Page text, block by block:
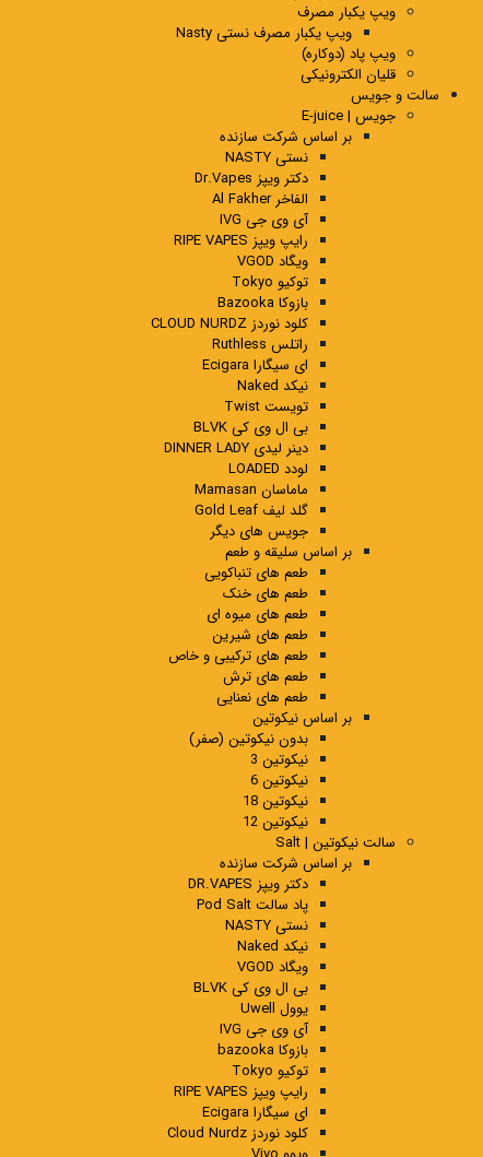
ویپ یکبار مصرف
ویپ یکبار مصرف نستی Nasty
ویپ پاد (دوکاره)
قلیان الکترونیکی
سالت و جویس
جویس | E-juice
بر اساس شرکت سازنده
نستی NASTY
دکتر ویپز Dr.Vapes
الفاخر Al Fakher
آی وی جی IVG
رایپ ویپز RIPE VAPES
ویگاد VGOD
توکیو Tokyo
بازوکا Bazooka
کلود نوردز CLOUD NURDZ
راتلس Ruthless
ای سیگارا Ecigara
نیکد Naked
تویست Twist
بی ال وی کی BLVK
دینر لیدی DINNER LADY
لودد LOADED
ماماسان Mamasan
گلد لیف Gold Leaf
جویس های دیگر
بر اساس سلیقه و طعم
طعم های تنباکویی
طعم های خنک
طعم های میوه ای
طعم های شیرین
طعم های ترکیبی و خاص
طعم های ترش
طعم های نعنایی
بر اساس نیکوتین
بدون نیکوتین (صفر)
نیکوتین 3
نیکوتین 6
نیکوتین 18
نیکوتین 12
سالت نیکوتین | Salt
بر اساس شرکت سازنده
دکتر ویپز DR.VAPES
پاد سالت Pod Salt
نستی NASTY
نیکد Naked
ویگاد VGOD
بی ال وی کی BLVK
یوول Uwell
آی وی جی IVG
بازوکا bazooka
توکیو Tokyo
رایپ ویپز RIPE VAPES
ای سیگارا Ecigara
کلود نوردز Cloud Nurdz